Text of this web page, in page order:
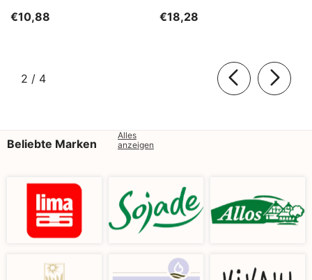
€10,88 €18,28
2 / von
4
Beliebte Marken
Alles
anzeigen